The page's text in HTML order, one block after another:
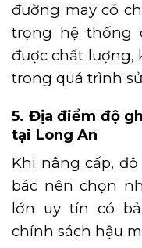
đường may có
trọng hệ thống
được chất lượng,
trong quá trình
5. Địa điểm độ
tại Long An
Khi nâng cấp,
bác nên chọn
lớn uy tín có
chính sách hậu